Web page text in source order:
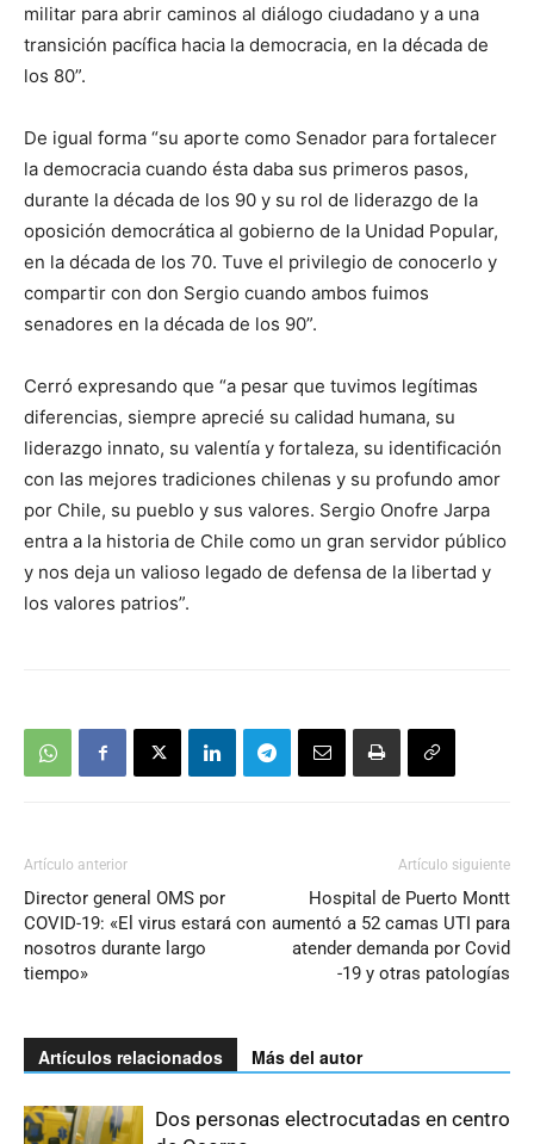
militar para abrir caminos al diálogo ciudadano y a una
transición pacífica hacia la democracia, en la década de
los 80”.
De igual forma “su aporte como Senador para fortalecer
la democracia cuando ésta daba sus primeros pasos,
durante la década de los 90 y su rol de liderazgo de la
oposición democrática al gobierno de la Unidad Popular,
en la década de los 70. Tuve el privilegio de conocerlo y
compartir con don Sergio cuando ambos fuimos
senadores en la década de los 90”.
Cerró expresando que “a pesar que tuvimos legítimas
diferencias, siempre aprecié su calidad humana, su
liderazgo innato, su valentía y fortaleza, su identificación
con las mejores tradiciones chilenas y su profundo amor
por Chile, su pueblo y sus valores. Sergio Onofre Jarpa
entra a la historia de Chile como un gran servidor público
y nos deja un valioso legado de defensa de la libertad y
los valores patrios”.
Artículo anterior
Director general OMS por
COVID-19: «El virus estará con
nosotros durante largo
tiempo»
Artículo siguiente
Hospital de Puerto Montt
aumentó a 52 camas UTI para
atender demanda por Covid
-19 y otras patologías
Artículos relacionados Más del autor
Dos personas electrocutadas en centro